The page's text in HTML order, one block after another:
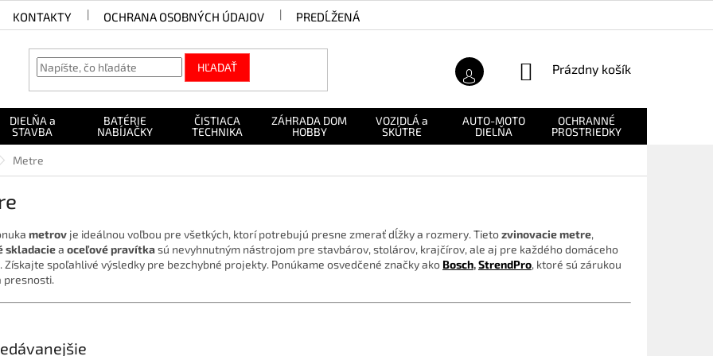
KONTAKTY OCHRANA OSOBNÝCH ÚDAJOV PREDĹŽENÁ ZÁRUKA
HĽADAŤ
NÁKUPNÝ
Prázdny košík
DIELŇA a
STAVBA
BATÉRIE
NABÍJAČKY
ČISTIACA
TECHNIKA
ZÁHRADA DOM
HOBBY
VOZIDLÁ a
SKÚTRE
AUTO-MOTO
DIELŇA
OCHRANNÉ
PROSTRIEDKY
Metre
metrov je ideálnou voľbou pre všetkých, ktorí potrebujú presne zmerať dĺžky a rozmery. Tietozvinovacie metre,
skladaciea oceľové pravítkasú nevyhnutným nástrojom pre stavbárov, stolárov, krajčírov, ale aj pre každého domáceho
Získajte spoľahlivé výsledky pre bezchybné projekty. Ponúkame osvedčené značky ako Bosch,StrendPro, ktoré sú zárukou
presnosti.